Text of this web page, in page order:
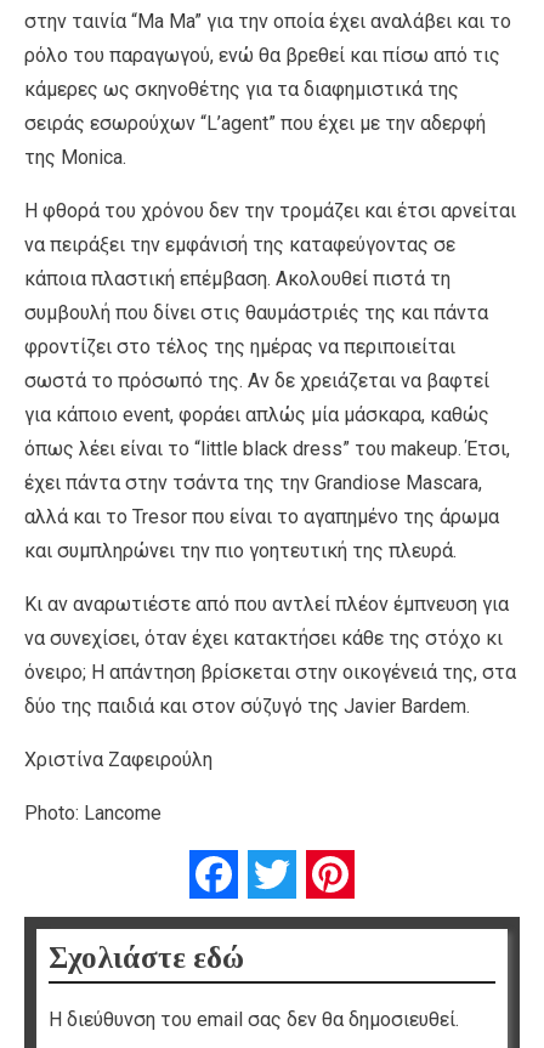
στην ταινία “Ma Ma” για την οποία έχει αναλάβει και το
ρόλο του παραγωγού, ενώ θα βρεθεί και πίσω από τις
κάμερες ως σκηνοθέτης για τα διαφημιστικά της
σειράς εσωρούχων “L’agent” που έχει με την αδερφή
της Monica.
Η φθορά του χρόνου δεν την τρομάζει και έτσι αρνείται
να πειράξει την εμφάνισή της καταφεύγοντας σε
κάποια πλαστική επέμβαση. Ακολουθεί πιστά τη
συμβουλή που δίνει στις θαυμάστριές της και πάντα
φροντίζει στο τέλος της ημέρας να περιποιείται
σωστά το πρόσωπό της. Αν δε χρειάζεται να βαφτεί
για κάποιο event, φοράει απλώς μία μάσκαρα, καθώς
όπως λέει είναι το “little black dress” του makeup. Έτσι,
έχει πάντα στην τσάντα της την Grandiose Mascara,
αλλά και το Tresor που είναι το αγαπημένο της άρωμα
και συμπληρώνει την πιο γοητευτική της πλευρά.
Κι αν αναρωτιέστε από που αντλεί πλέον έμπνευση για
να συνεχίσει, όταν έχει κατακτήσει κάθε της στόχο κι
όνειρο; Η απάντηση βρίσκεται στην οικογένειά της, στα
δύο της παιδιά και στον σύζυγό της Javier Bardem.
Χριστίνα Ζαφειρούλη
Photo: Lancome
FacebookTwitter
Σχολιάστε εδώ
Η διεύθυνση του email σας δεν θα δημοσιευθεί.